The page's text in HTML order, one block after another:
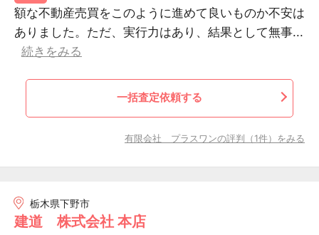
額な不動産売買をこのように進めて良いものか不安は
ありました。ただ、実行力はあり、結果として無事...
続きをみる
一括査定依頼する
有限会社 プラスワンの評判（1件）をみる
栃木県下野市
建道 株式会社 本店